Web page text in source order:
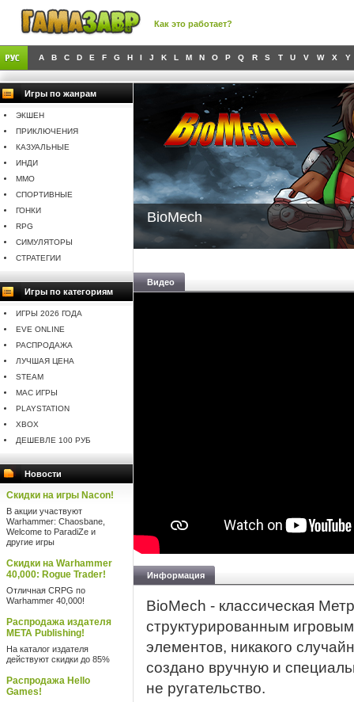
Как это работает?
A B C D E F G H I J K L M N O P Q R S T U V W X Y
Игры по жанрам
ЭКШЕН
ПРИКЛЮЧЕНИЯ
КАЗУАЛЬНЫЕ
ИНДИ
MMO
СПОРТИВНЫЕ
ГОНКИ
RPG
СИМУЛЯТОРЫ
СТРАТЕГИИ
Игры по категориям
ИГРЫ 2026 ГОДА
EVE ONLINE
РАСПРОДАЖА
ЛУЧШАЯ ЦЕНА
STEAM
MAC ИГРЫ
PLAYSTATION
XBOX
ДЕШЕВЛЕ 100 РУБ
Новости
Скидки на игры Nacon!
В акции участвуют
Warhammer: Chaosbane,
Welcome to ParadiZe и
другие игры
Скидки на Warhammer
40,000: Rogue Trader!
Отличная CRPG по
Warhammer 40,000!
Распродажа издателя
META Publishing!
На каталог издателя
действуют скидки до 85%
Распродажа Hello
Games!
BioMech
Видео
Информация
BioMech - классическая
структурированным
элементов, никакого
создано вручную и
не ругательство.